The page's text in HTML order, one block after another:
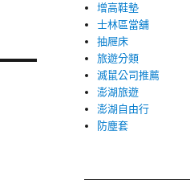
增高鞋墊
士林區當舖
抽屜床
旅遊分類
滅鼠公司推薦
澎湖旅遊
澎湖自由行
防塵套